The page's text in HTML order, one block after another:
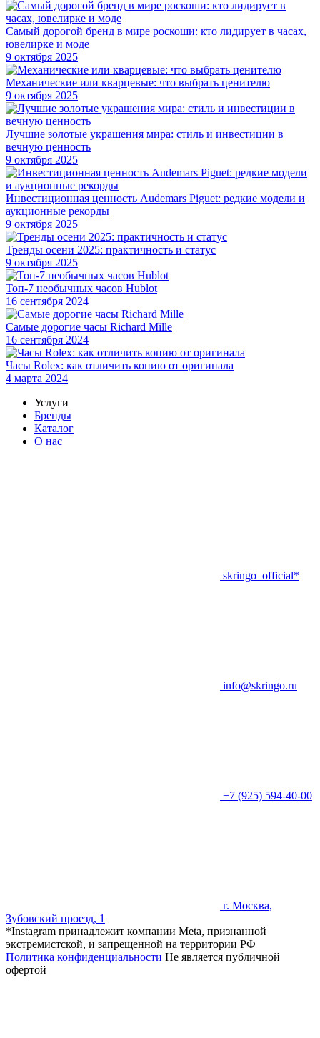
Самый дорогой бренд в мире роскоши: кто лидирует в часах,
ювелирке и моде
9 октября 2025
Механические или кварцевые: что выбрать ценителю
9 октября 2025
Лучшие золотые украшения мира: стиль и инвестиции в
вечную ценность
9 октября 2025
Инвестиционная ценность Audemars Piguet: редкие модели и
аукционные рекорды
9 октября 2025
Тренды осени 2025: практичность и статус
9 октября 2025
Топ-7 необычных часов Hublot
16 сентября 2024
Самые дорогие часы Richard Mille
16 сентября 2024
Часы Rolex: как отличить копию от оригинала
4 марта 2024
Услуги
Бренды
Каталог
О нас
skringo_official*
info@skringo.ru
+7 (925) 594-40-00
г. Москва,
Зубовский проезд, 1
*Instagram принадлежит компании Meta, признанной
экстремистской, и запрещенной на территории РФ
Политика конфиденциальности Не является публичной
офертой